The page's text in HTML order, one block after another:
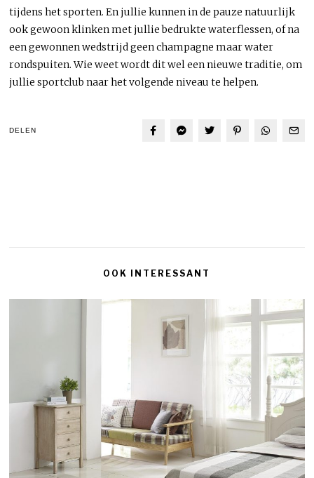
tijdens het sporten. En jullie kunnen in de pauze natuurlijk
ook gewoon klinken met jullie bedrukte waterflessen, of na
een gewonnen wedstrijd geen champagne maar water
rondspuiten. Wie weet wordt dit wel een nieuwe traditie, om
jullie sportclub naar het volgende niveau te helpen.
DELEN
OOK INTERESSANT